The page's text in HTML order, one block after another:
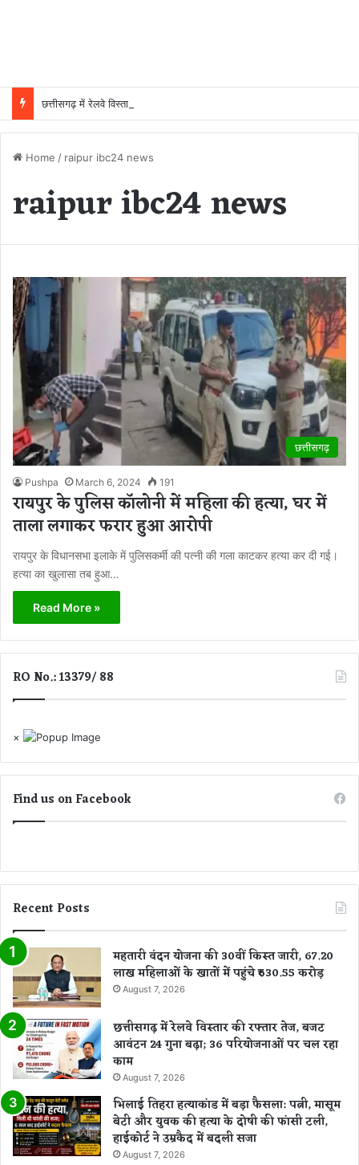
Home / raipur ibc24 news
raipur ibc24 news
छत्तीसगढ़
Pushpa March 6, 2024 191
रायपुर के पुलिस कॉलोनी में महिला की हत्या, घर में
ताला लगाकर फरार हुआ आरोपी
रायपुर के विधानसभा इलाके में पुलिसकर्मी की पत्नी की गला काटकर हत्या कर दी गई।
हत्या का खुलासा तब हुआ…
Read More »
RO No.: 13379/ 88
×
Find us on Facebook
Recent Posts
महतारी वंदन योजना की 30वीं किस्त जारी, 67.20
लाख महिलाओं के खातों में पहुंचे ₹630.55 करोड़
August 7, 2026
छत्तीसगढ़ में रेलवे विस्तार की रफ्तार तेज, बजट
आवंटन 24 गुना बढ़ा; 36 परियोजनाओं पर चल रहा
काम
August 7, 2026
भिलाई तिहरा हत्याकांड में बड़ा फैसला: पत्नी, मासूम
बेटी और युवक की हत्या के दोषी की फांसी टली,
हाईकोर्ट ने उम्रकैद में बदली सजा
August 7, 2026